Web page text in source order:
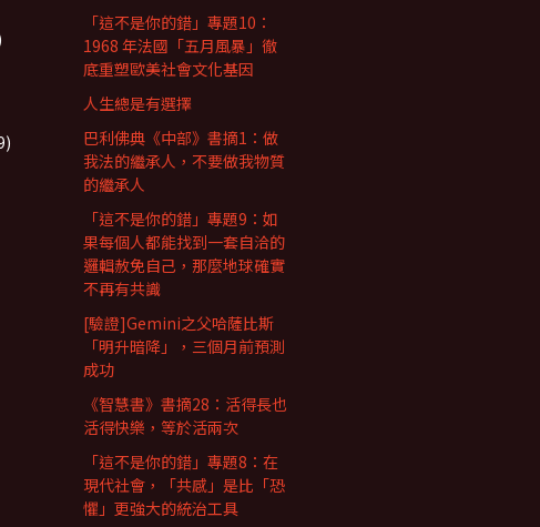
「這不是你的錯」專題10：
1968 年法國「五月風暴」徹
底重塑歐美社會文化基因
人生總是有選擇
巴利佛典《中部》書摘1：做
我法的繼承人，不要做我物質
的繼承人
「這不是你的錯」專題9：如
果每個人都能找到一套自洽的
邏輯赦免自己，那麼地球確實
不再有共識
[驗證]Gemini之父哈薩比斯
「明升暗降」，三個月前預測
成功
《智慧書》書摘28：活得長也
活得快樂，等於活兩次
「這不是你的錯」專題8：在
現代社會，「共感」是比「恐
懼」更強大的統治工具